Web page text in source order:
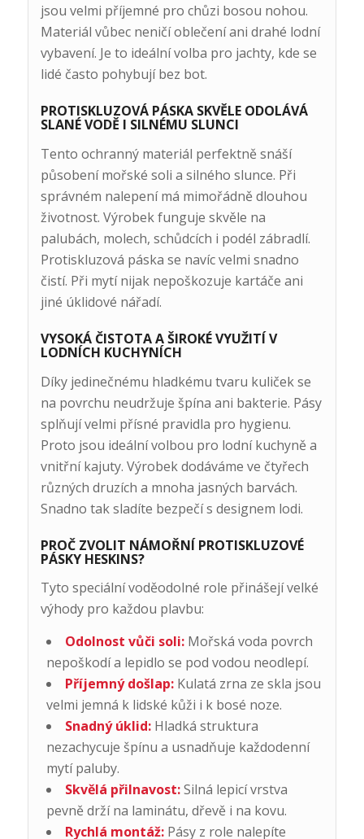
jsou velmi příjemné pro chůzi bosou nohou.
Materiál vůbec neničí oblečení ani drahé lodní
vybavení. Je to ideální volba pro jachty, kde se
lidé často pohybují bez bot.
PROTISKLUZOVÁ PÁSKA SKVĚLE ODOLÁVÁ
SLANÉ VODĚ I SILNÉMU SLUNCI
Tento ochranný materiál perfektně snáší
působení mořské soli a silného slunce. Při
správném nalepení má mimořádně dlouhou
životnost. Výrobek funguje skvěle na
palubách, molech, schůdcích i podél zábradlí.
Protiskluzová páska se navíc velmi snadno
čistí. Při mytí nijak nepoškozuje kartáče ani
jiné úklidové nářadí.
VYSOKÁ ČISTOTA A ŠIROKÉ VYUŽITÍ V
LODNÍCH KUCHYNÍCH
Díky jedinečnému hladkému tvaru kuliček se
na povrchu neudržuje špína ani bakterie. Pásy
splňují velmi přísné pravidla pro hygienu.
Proto jsou ideální volbou pro lodní kuchyně a
vnitřní kajuty. Výrobek dodáváme ve čtyřech
různých druzích a mnoha jasných barvách.
Snadno tak sladíte bezpečí s designem lodi.
PROČ ZVOLIT NÁMOŘNÍ PROTISKLUZOVÉ
PÁSKY HESKINS?
Tyto speciální voděodolné role přinášejí velké
výhody pro každou plavbu:
Odolnost vůči soli:Mořská voda povrch
nepoškodí a lepidlo se pod vodou neodlepí.
Příjemný došlap:Kulatá zrna ze skla jsou
velmi jemná k lidské kůži i k bosé noze.
Snadný úklid:Hladká struktura
nezachycuje špínu a usnadňuje každodenní
mytí paluby.
Skvělá přilnavost:Silná lepicí vrstva
pevně drží na laminátu, dřevě i na kovu.
Rychlá montáž:Pásy z role nalepíte